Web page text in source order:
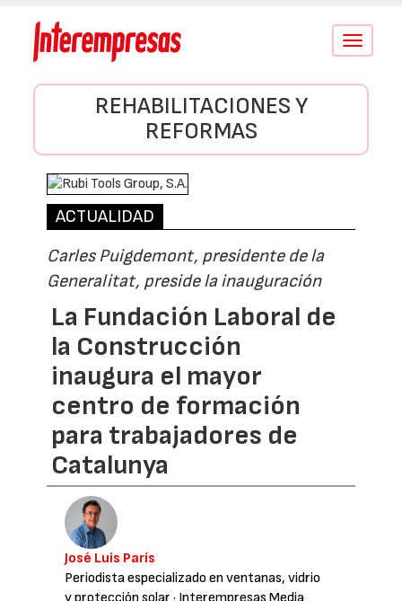
Conmutar
REHABILITACIONES Y
REFORMAS
ACTUALIDAD
Carles Puigdemont, presidente de la
Generalitat, preside la inauguración
La Fundación Laboral de
la Construcción
inaugura el mayor
centro de formación
para trabajadores de
Catalunya
José Luis París
Periodista especializado en ventanas, vidrio
y protección solar · Interempresas Media